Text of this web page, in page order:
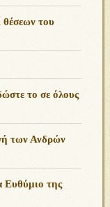
θέσεων του
το σε όλους
των Ανδρών
Ευθύμιο της